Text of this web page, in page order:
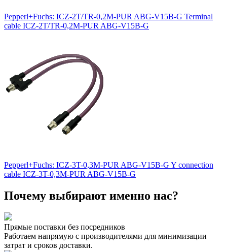
Pepperl+Fuchs: ICZ-2T/TR-0,2M-PUR ABG-V15B-G Terminal
cable ICZ-2T/TR-0,2M-PUR ABG-V15B-G
Pepperl+Fuchs: ICZ-3T-0,3M-PUR ABG-V15B-G Y connection
cable ICZ-3T-0,3M-PUR ABG-V15B-G
Почему выбирают именно нас?
Прямые поставки без посредников
Работаем напрямую с производителями для минимизации
затрат и сроков доставки.